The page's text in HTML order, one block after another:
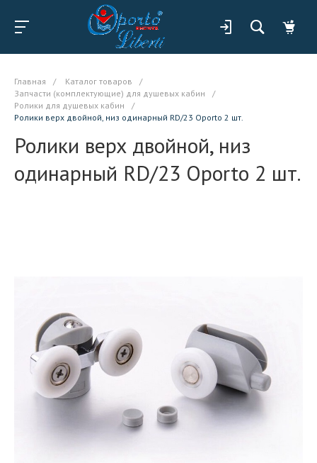
Главная / Каталог товаров
/
Запчасти (комплектующие) для душевых кабин
/
Ролики для душевых кабин
/
Ролики верх двойной, низ одинарный RD/23 Oporto 2 шт.
Ролики верх двойной, низ
одинарный RD/23 Oporto 2 шт.